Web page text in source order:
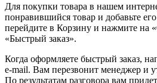
Для покупки товара в нашем
понравившийся товар и добавьте
перейдите в Корзину и нажмите на
«Быстрый заказ».
Когда оформляете быстрый заказ,
e-mail. Вам перезвонит менеджер и
По результатам разговора вам